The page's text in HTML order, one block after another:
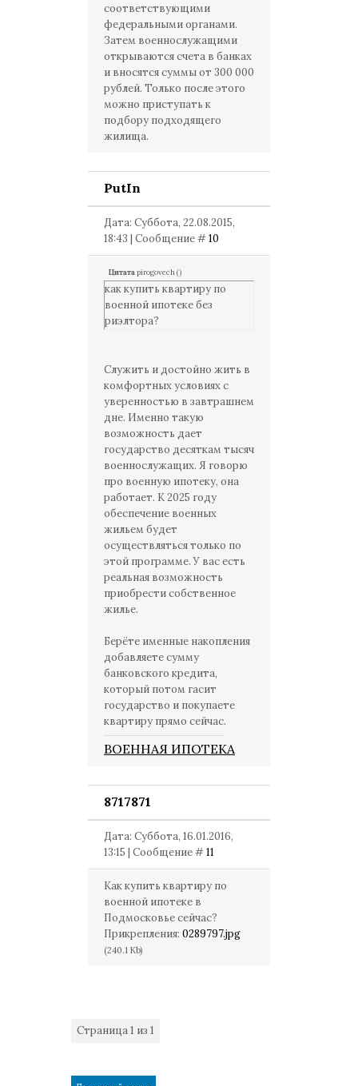
соответствующими
федеральными органами.
Затем военнослужащими
открываются счета в банках
и вносятся суммы от 300 000
рублей. Только после этого
можно приступать к
подбору подходящего
жилища.
PutIn
Дата: Суббота, 22.08.2015,
18:43 | Сообщение #10
Цитатаpirogovech()
как купить квартиру по
военной ипотеке без
риэлтора?
Служить и достойно жить в
комфортных условиях с
уверенностью в завтрашнем
дне. Именно такую
возможность дает
государство десяткам тысяч
военнослужащих. Я говорю
про военную ипотеку, она
работает. К 2025 году
обеспечение военных
жильем будет
осуществляться только по
этой программе. У вас есть
реальная возможность
приобрести собственное
жилье.
Берёте именные накопления
добавляете сумму
банковского кредита,
который потом гасит
государство и покупаете
квартиру прямо сейчас.
ВОЕННАЯ ИПОТЕКА
8717871
Дата: Суббота, 16.01.2016,
13:15 | Сообщение #11
Как купить квартиру по
военной ипотеке в
Подмосковье сейчас?
Прикрепления: 0289797.jpg
(240.1 Kb)
Страница1 из 1